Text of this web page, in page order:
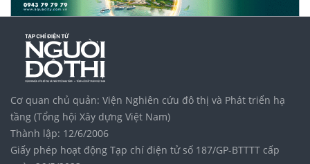
Cơ quan chủ quản: Viện Nghiên cứu đô thị và Phát triển hạ
tầng (Tổng hội Xây dựng Việt Nam)
Thành lập: 12/6/2006
Giấy phép hoạt động Tạp chí điện tử số 187/GP-BTTTT cấp